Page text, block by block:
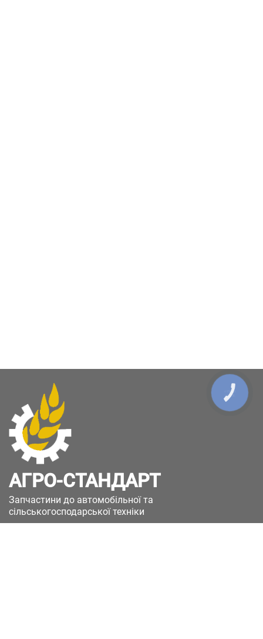
АГРО-СТАНДАРТ
Запчастини до автомобільної та
сільськогосподарської техніки
КНОПКА
ЗВ'ЯЗКУ